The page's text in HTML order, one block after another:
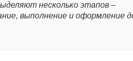
несколько этапов –
выполнение и оформление